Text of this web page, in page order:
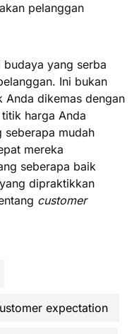
pelanggan
budaya yang serba
Ini bukan
Anda dikemas dengan
harga Anda
seberapa mudah
mereka
seberapa baik
dipraktikkan
customer
customer expectation